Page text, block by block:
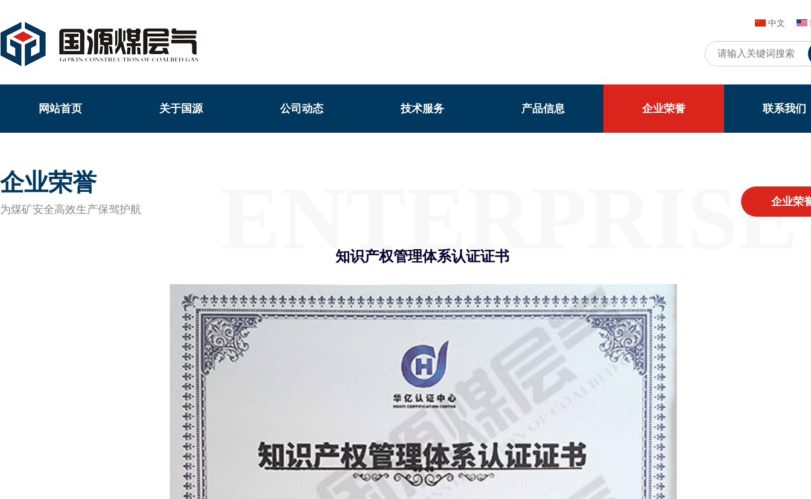
中文
网站首页 关于国源 公司动态 技术服务 产品信息 企业荣誉 联系我们
企业荣誉
为煤矿安全高效生产保驾护航
企业荣
知识产权管理体系认证证书